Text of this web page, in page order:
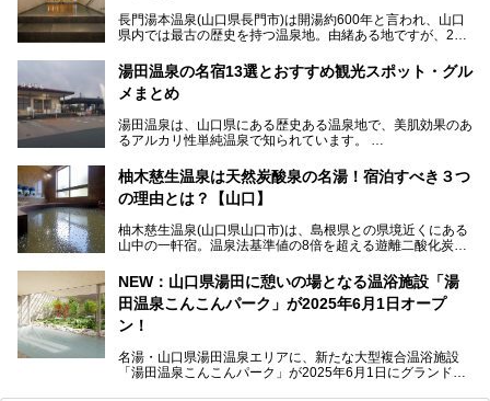
今回は筆者自ら「音信川うたあかり2024」を体験し、その
全貌を徹底紹介。また同時期に開催されている「湯道展in長
長門湯本温泉(山口県長門市)は開湯約600年と言われ、山口
県内では最古の歴史を持つ温泉地。由緒ある地ですが、202
生まれ変わりました。
今回は、外湯(日帰り入浴施設)である「恩湯」をはじめ、温
紹介。また、アクセスの注意点も併せてご紹介します！
湯田温泉の名宿13選とおすすめ観光スポット・グル
メまとめ
湯田温泉は、山口県にある歴史ある温泉地で、美肌効果のあ
るアルカリ性単純温泉で知られています。
湯田温泉では、瑠璃光寺五重塔などの観光スポット、「そば
寿司」などのグルメスポット、なかには「女将劇場」なんて
一風変わった催しを実施している旅館もあり、観光を満喫で
この記事では、湯田温泉の魅力を味わえる宿泊施設や日帰り
ス方法も紹介します！
柚木慈生温泉は天然炭酸泉の名湯！宿泊すべき３つ
の理由とは？【山口】
柚木慈生温泉(山口県山口市)は、島根県との県境近くにある
山中の一軒宿。温泉法基準値の8倍を超える遊離二酸化炭素
親しまれています。
日帰り入浴も可能ですが、その真価を存分に満喫するならば
宿泊がベスト。今回は、知られざるその理由を詳細解説。温
泉ファンなら一度は行ってみたい炭酸泉の名湯を、存分にご
紹介します！
NEW：山口県湯田に憩いの場となる温浴施設「湯
田温泉こんこんパーク」が2025年6月1日オープ
ン！
名湯・山口県湯田温泉エリアに、新たな大型複合温浴施設
「湯田温泉こんこんパーク」が2025年6月1日にグランドオ